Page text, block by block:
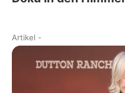
Artikel -